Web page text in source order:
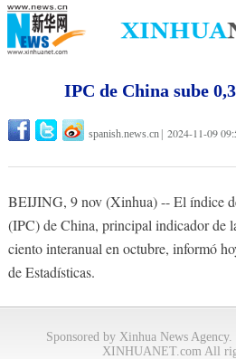
IPC de China sube
spanish.news.cn 2024-11-09
BEIJING, 9 nov (Xinhua) -- El índice
(IPC) de China, principal indicador de
ciento interanual en octubre, informó
de Estadísticas.
Sponsored by Xinhua News
XINHUANET.com All